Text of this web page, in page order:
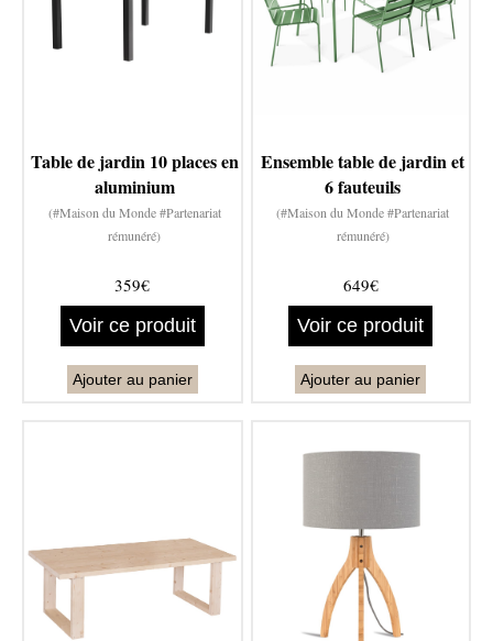
Table de jardin 10 places en
aluminium
(#Maison du Monde #Partenariat
rémunéré)
359€
Voir ce produit
Ajouter au panier
Ensemble table de jardin et
6 fauteuils
(#Maison du Monde #Partenariat
rémunéré)
649€
Voir ce produit
Ajouter au panier